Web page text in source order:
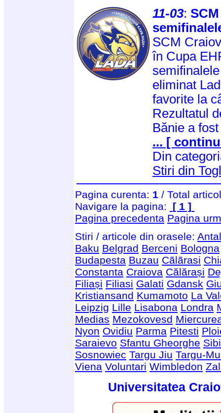
11-03:
SCM
în Cupa
eliminat
favorite la
Rezultatul
Bănie a
... [
Din
Stiri din
Pagina curenta: 1 / Total
Navigare la pagina:
[ 1 ]
Pagina precedenta Pagina
Stiri / articole din orasele:
Baku Belgrad Berceni Bologna
Budapesta Buzau Cãlãrasi
Constanta Craiova Călărași
Filiași Filiasi Galati Gdansk
Kristiansand Kumamoto La
Leipzig Lille Lisabona Londra
Medias Mezokovesd
Nyon Ovidiu Parma Pitesti
Saraievo Sfantu Gheorghe
Sosnowiec Targu Jiu Targu-
Viena Voluntari Wimbledon
Universitatea